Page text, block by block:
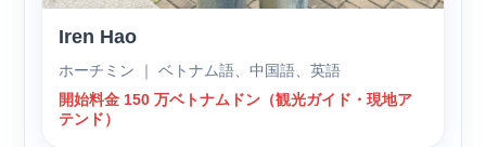
Iren Hao
ホーチミン ｜ ベトナム語、中国語、英語
開始料金 150 万ベトナムドン（観光ガイド・現地ア
テンド）